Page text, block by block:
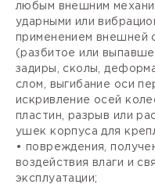
любым внешним
ударными или
применением внешней
(разбитое или
задиры, сколы,
слом, выгибание оси
искривление осей
пластин, разрыв или
ушек корпуса для
• повреждения,
воздействия влаги и
эксплуатации;